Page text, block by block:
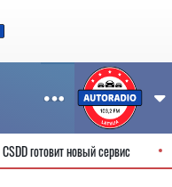
готовит новый сервис